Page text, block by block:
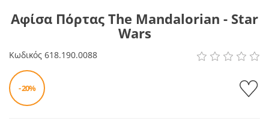
Αφίσα Πόρτας The Mandalorian - Star
Wars
Κωδικός 618.190.0088
- 20%